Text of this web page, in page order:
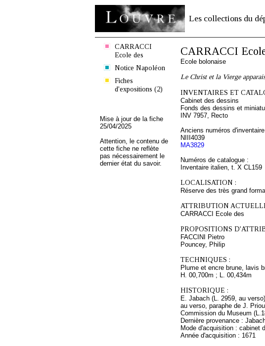
Les collections du
CARRACCI
Ecole des
Notice Napoléon
Fiches
d'expositions (2)
Mise à jour de la fiche
25/04/2025
Attention, le contenu de
cette fiche ne reflète
pas nécessairement le
dernier état du savoir.
CARRACCI
Ecole bolonaise
Le Christ et la Vierge
INVENTAIRES ET
Cabinet des dessins
Fonds des dessins et
INV 7957, Recto
Anciens numéros
NIII4039
MA3829
Numéros de catalogue :
Inventaire italien, t. X CL159
LOCALISATION :
Réserve des très grand
ATTRIBUTION
CARRACCI Ecole des
PROPOSITIONS
FACCINI Pietro
Pouncey, Philip
TECHNIQUES :
Plume et encre brune, lavis
H. 00,700m ; L. 00,434m
HISTORIQUE :
E. Jabach (L. 2959, au
au verso, paraphe de J.
Commission du Museum
Dernière provenance :
Mode d'acquisition : cabinet
Année d'acquisition : 1671